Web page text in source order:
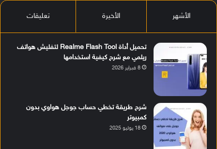
الأشهر الأخيرة تعليقات
تحميل أداة Realme Flash Tool لتفليش هواتف
ريلمي مع شرح كيفية استخدامها
8 فبراير 2026
شرح طريقة تخطي حساب جوجل هواوي بدون
كمبيوتر
18 يوليو 2025